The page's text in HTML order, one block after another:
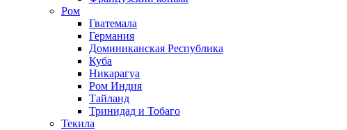
Ром
Гватемала
Германия
Доминиканская Республика
Куба
Никарагуа
Ром Индия
Тайланд
Тринидад и Тобаго
Текила